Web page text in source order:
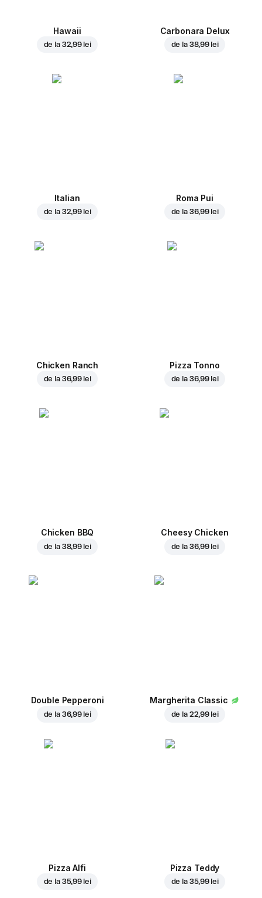
Hawaii
de la 32,99 lei
Carbonara Delux
de la 38,99 lei
Italian
de la 32,99 lei
Roma Pui
de la 36,99 lei
Chicken Ranch
de la 36,99 lei
Pizza Tonno
de la 36,99 lei
Chicken BBQ
de la 38,99 lei
Cheesy Chicken
de la 36,99 lei
Double Pepperoni
de la 36,99 lei
Margherita Classic
de la 22,99 lei
Pizza Alfi
de la 35,99 lei
Pizza Teddy
de la 35,99 lei